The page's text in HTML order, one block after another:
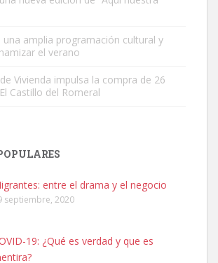
Canaria
Canaria
una amplia programación cultural y
el verano
Vivienda impulsa la compra de 26
Castillo del Romeral
entre el drama y el negocio
septiembre, 2020
19: ¿Qué es verdad y que es